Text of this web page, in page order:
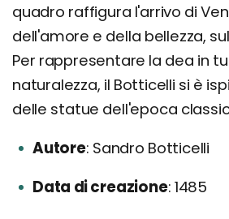
quadro raffigura l'arrivo di
dell'amore e della bellezza,
Per rappresentare la dea in
naturalezza, il Botticelli si è
delle statue dell'epoca
Autore Sandro Botticelli
Data di creazione 1485